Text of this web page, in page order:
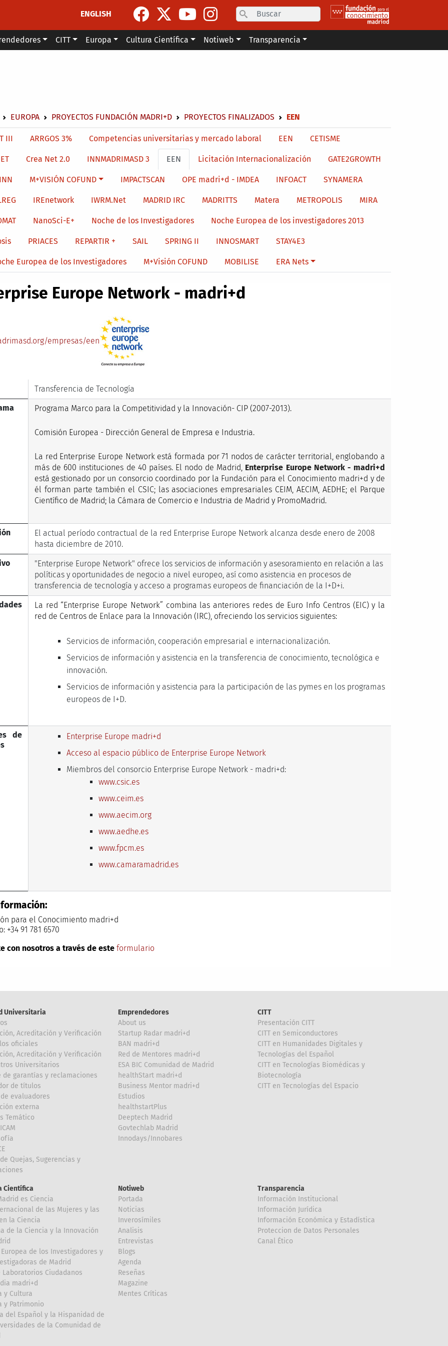
ENGLISH
Search
CITT Europa Cultura Científica Notiweb Transparencia
enlaces de ayuda a la navegación
EUROPA PROYECTOS FUNDACIÓN MADRI+D PROYECTOS FINALIZADOS EEN
level 4
III ARRGOS 3% Competencias universitarias y mercado laboral EEN CETISME
Crea Net 2.0 INNMADRIMASD 3 EEN Licitación Internacionalización GATE2GROWTH
M+VISIÓN COFUND IMPACTSCAN OPE madri+d - IMDEA INFOACT SYNAMERA
IREnetwork IWRM.Net MADRID IRC MADRITTS Matera METROPOLIS MIRA
NanoSci-E+ Noche de los Investigadores Noche Europea de los investigadores 2013
PRIACES REPARTIR + SAIL SPRING II INNOSMART STAY4E3
Europea de los Investigadores M+Visión COFUND MOBILISE ERA Nets
Europe Network - madri+d
empresas/een
Transferencia de Tecnología
Programa Marco para la Competitividad y la Innovación- CIP (2007-2013).
Comisión Europea - Dirección General de Empresa e Industria.
La red Enterprise Europe Network está formada por 71 nodos de carácter territorial, englobando a
más de 600 instituciones de 40 países. El nodo de Madrid, Enterprise Europe Network - madri+d
está gestionado por un consorcio coordinado por la Fundación para el Conocimiento madri+d y de
él forman parte también el CSIC; las asociaciones empresariales CEIM, AECIM, AEDHE; el Parque
Científico de Madrid; la Cámara de Comercio e Industria de Madrid y PromoMadrid.
El actual período contractual de la red Enterprise Europe Network alcanza desde enero de 2008
hasta diciembre de 2010.
"Enterprise Europe Network" ofrece los servicios de información y asesoramiento en relación a las
políticas y oportunidades de negocio a nivel europeo, así como asistencia en procesos de
transferencia de tecnología y acceso a programas europeos de financiación de la I+D+i.
La red “Enterprise Europe Network” combina las anteriores redes de Euro Info Centros (EIC) y la
red de Centros de Enlace para la Innovación (IRC), ofreciendo los servicios siguientes:
Servicios de información, cooperación empresarial e internacionalización.
Servicios de información y asistencia en la transferencia de conocimiento, tecnológica e
innovación.
Servicios de información y asistencia para la participación de las pymes en los programas
europeos de I+D.
de
Enterprise Europe madri+d
Acceso al espacio público de Enterprise Europe Network
Miembros del consorcio Enterprise Europe Network - madri+d:
www.csic.es
www.ceim.es
www.aecim.org
www.aedhe.es
www.fpcm.es
www.camaramadrid.es
para el Conocimiento madri+d
+34 91 781 6570
con nosotros a través de este formulario
Universitaria
Acreditación y Verificación
oficiales
Acreditación y Verificación
Universitarios
de garantías y reclamaciones
de títulos
evaluadores
externa
Temático
Quejas, Sugerencias y
Emprendedores
About us
Startup Radar madri+d
BAN madri+d
Red de Mentores madri+d
ESA BIC Comunidad de Madrid
healthStart madri+d
Business Mentor madri+d
Estudios
healthstartPlus
Deeptech Madrid
Govtechlab Madrid
Innodays/Innobares
CITT
Presentación CITT
CITT en Semiconductores
CITT en Humanidades Digitales y
Tecnologías del Español
CITT en Tecnologías Biomédicas y
Biotecnología
CITT en Tecnologías del Espacio
Científica
es Ciencia
de las Mujeres y las
la Ciencia
de la Ciencia y la Innovación
de los Investigadores y
de Madrid
Laboratorios Ciudadanos
madri+d
y Cultura
y Patrimonio
del Español y la Hispanidad de
de la Comunidad de
Notiweb
Portada
Noticias
Inverosímiles
Analisis
Entrevistas
Blogs
Agenda
Reseñas
Magazine
Mentes Críticas
Transparencia
Información Institucional
Información Jurídica
Información Económica y Estadística
Proteccion de Datos Personales
Canal Ético